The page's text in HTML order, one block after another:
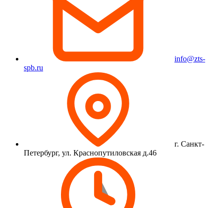
info@zts-
spb.ru
г. Санкт-
Петербург, ул. Краснопутиловская д.46